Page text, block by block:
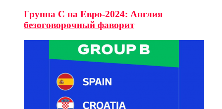
Группа C на Евро-2024: Англия
безоговорочный фаворит